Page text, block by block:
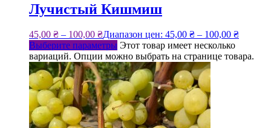
Лучистый Кишмиш
45,00 ₴ – 100,00 ₴Диапазон цен: 45,00 ₴ – 100,00 ₴
Выберите параметры Этот товар имеет несколько
вариаций. Опции можно выбрать на странице товара.